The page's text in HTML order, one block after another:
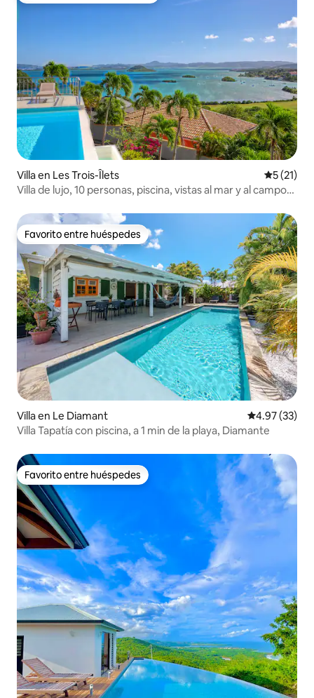
Villa en Les Trois-Îlets
5 (21)
Villa de lujo, 10 personas, piscina, vistas al mar y al campo
Favorito entre huéspedes
Favorito entre huéspedes
Villa en Le Diamant Calificación
4.97 (33)
Villa Tapatía con piscina, a 1 min de la playa, Diamante
Favorito entre huéspedes
Favorito entre huéspedes